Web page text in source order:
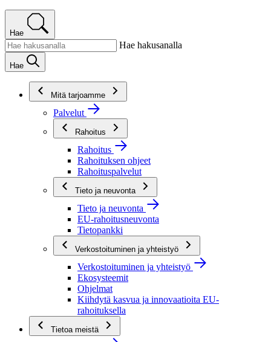
Hae
Hae hakusanalla
Hae
Mitä tarjoamme
Palvelut
Rahoitus
Rahoitus
Rahoituksen ohjeet
Rahoituspalvelut
Tieto ja neuvonta
Tieto ja neuvonta
EU-rahoitusneuvonta
Tietopankki
Verkostoituminen ja yhteistyö
Verkostoituminen ja yhteistyö
Ekosysteemit
Ohjelmat
Kiihdytä kasvua ja innovaatioita EU-
rahoituksella
Tietoa meistä